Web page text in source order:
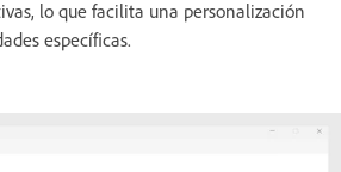
lo que facilita una personalización
específicas.